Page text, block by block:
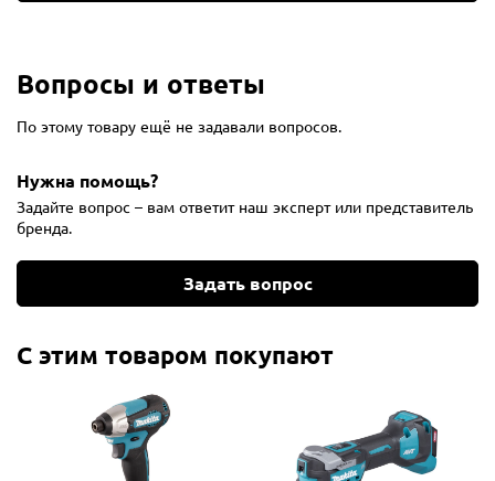
Вопросы и ответы
По этому товару ещё не задавали вопросов.
Нужна помощь?
Задайте вопрос – вам ответит наш эксперт или представитель
бренда.
Задать вопрос
С этим товаром покупают